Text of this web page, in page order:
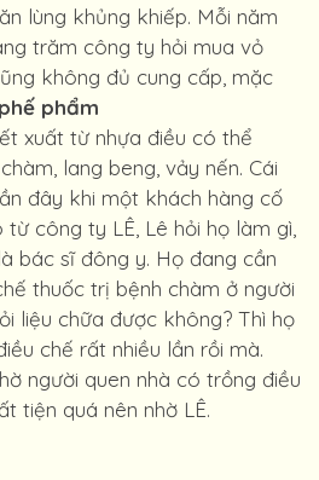
lùng khủng khiếp. Mỗi năm
trăm công ty hỏi mua vỏ
không đủ cung cấp, mặc
phẩm
xuất từ nhựa điều có thể
lang beng, vảy nến. Cái
đây khi một khách hàng cố
công ty LÊ, Lê hỏi họ làm gì,
bác sĩ đông y. Họ đang cần
thuốc trị bệnh chàm ở người
liệu chữa được không? Thì họ
chế rất nhiều lần rồi mà.
người quen nhà có trồng điều
tiện quá nên nhờ LÊ.